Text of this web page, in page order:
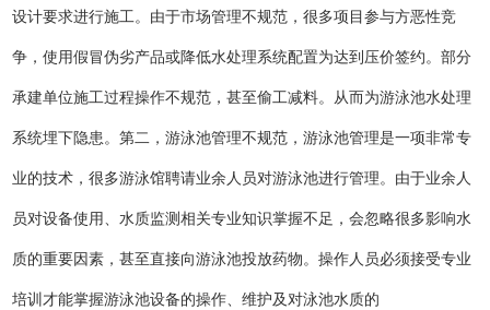
设计要求进行施工。由于市场管理不规范，很多项目参与方恶性竞
争，使用假冒伪劣产品或降低水处理系统配置为达到压价签约。部分
承建单位施工过程操作不规范，甚至偷工减料。从而为游泳池水处理
系统埋下隐患。第二，游泳池管理不规范，游泳池管理是一项非常专
业的技术，很多游泳馆聘请业余人员对游泳池进行管理。由于业余人
员对设备使用、水质监测相关专业知识掌握不足，会忽略很多影响水
质的重要因素，甚至直接向游泳池投放药物。操作人员必须接受专业
培训才能掌握游泳池设备的操作、维护及对泳池水质的